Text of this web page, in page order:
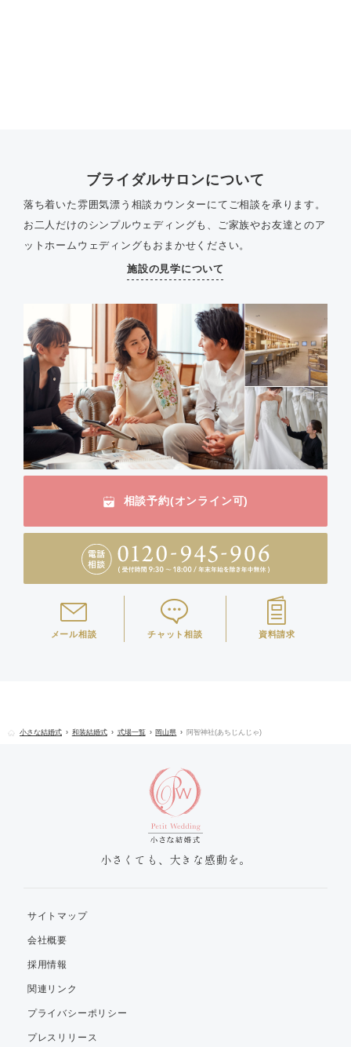
ブライダルサロンについて
落ち着いた雰囲気漂う相談カウンターにてご相談を承ります。
お二人だけのシンプルウェディングも、ご家族やお友達とのア
ットホームウェディングもおまかせください。
施設の見学について
相談予約(オンライン可)
メール相談 チャット相談 資料請求
小さな結婚式 和装結婚式 式場一覧 岡山県 阿智神社(あちじんじゃ)
小さくても、大きな感動を。
サイトマップ
会社概要
採用情報
関連リンク
プライバシーポリシー
プレスリリース